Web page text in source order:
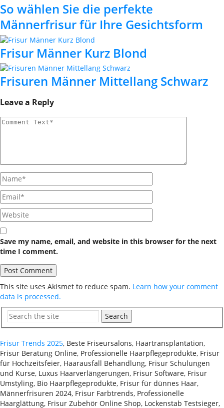
So wählen Sie die perfekte
Männerfrisur für Ihre Gesichtsform
Frisur Männer Kurz Blond
Frisuren Männer Mittellang Schwarz
Leave a Reply
Save my name, email, and website in this browser for the next
time I comment.
This site uses Akismet to reduce spam. Learn how your comment
data is processed.
Search
Frisur Trends 2025, Beste Friseursalons, Haartransplantation,
Frisur Beratung Online, Professionelle Haarpflegeprodukte, Frisur
für Hochzeitsfeier, Haarausfall Behandlung, Frisur Schulungen
und Kurse, Luxus Haarverlängerungen, Frisur Software, Frisur
Umstyling, Bio Haarpflegeprodukte, Frisur für dünnes Haar,
Männerfrisuren 2024, Frisur Farbtrends, Professionelle
Haarglättung, Frisur Zubehör Online Shop, Lockenstab Testsieger,